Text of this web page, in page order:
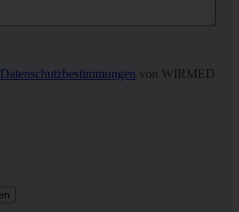
Datenschutzbestimmungen von WIRMED